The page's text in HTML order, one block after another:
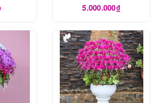
5.000.000₫